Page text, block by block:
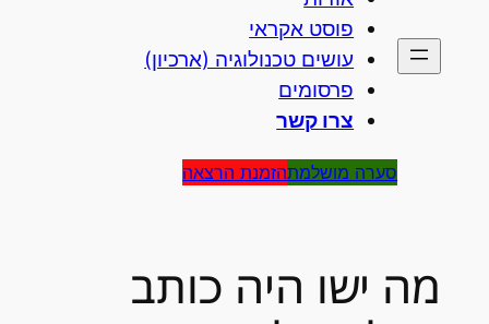
פוסט אקראי
עושים טכנולוגיה (ארכיון)
פרסומים
צרו קשר
סערה מושלמתהזמנת הרצאה
מה ישו היה כותב